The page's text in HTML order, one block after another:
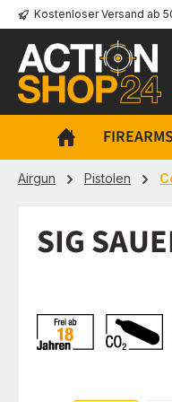
Hauptinhalt springen
Zur Suche springen
Zur Hauptnavigation
Kostenloser Versand ab
Airgun Pistolen
SIG